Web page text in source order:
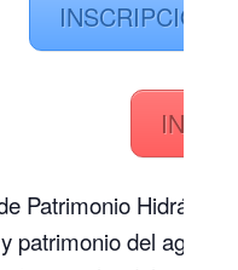
INSCRIPCIÓN
Patrimonio
patrimonio del agua